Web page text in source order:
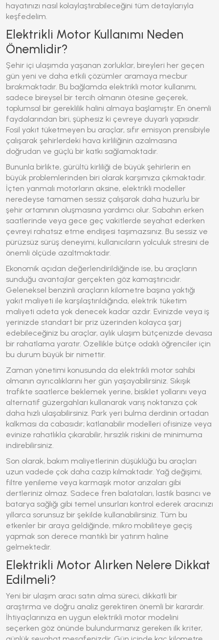
hayatınızı nasıl kolaylaştırabileceğini tüm detaylarıyla
keşfedelim.
Elektrikli Motor Kullanımı Neden
Önemlidir?
Şehir içi ulaşımda yaşanan zorluklar, bireyleri her geçen
gün yeni ve daha etkili çözümler aramaya mecbur
bırakmaktadır. Bu bağlamda elektrikli motor kullanımı,
sadece bireysel bir tercih olmanın ötesine geçerek,
toplumsal bir gereklilik halini almaya başlamıştır. En önemli
faydalarından biri, şüphesiz ki çevreye duyarlı yapısıdır.
Fosil yakıt tüketmeyen bu araçlar, sıfır emisyon prensibiyle
çalışarak şehirlerdeki hava kirliliğinin azalmasına
doğrudan ve güçlü bir katkı sağlamaktadır.
Bununla birlikte, gürültü kirliliği de büyük şehirlerin en
büyük problemlerinden biri olarak karşımıza çıkmaktadır.
İçten yanmalı motorların aksine, elektrikli modeller
neredeyse tamamen sessiz çalışarak daha huzurlu bir
şehir ortamının oluşmasına yardımcı olur. Sabahın erken
saatlerinde veya gece geç vakitlerde seyahat ederken
çevreyi rahatsız etme endişesi taşımazsınız. Bu sessiz ve
pürüzsüz sürüş deneyimi, kullanıcıların yolculuk stresini de
önemli ölçüde azaltmaktadır.
Ekonomik açıdan değerlendirildiğinde ise, bu araçların
sunduğu avantajlar gerçekten göz kamaştırıcıdır.
Geleneksel benzinli araçların kilometre başına yaktığı
yakıt maliyeti ile karşılaştırıldığında, elektrik tüketim
maliyeti adeta yok denecek kadar azdır. Evinizde veya iş
yerinizde standart bir priz üzerinden kolayca şarj
edebileceğiniz bu araçlar, aylık ulaşım bütçenizde devasa
bir rahatlama yaratır. Özellikle bütçe odaklı öğrenciler için
bu durum büyük bir nimettir.
Zaman yönetimi konusunda da elektrikli motor sahibi
olmanın ayrıcalıklarını her gün yaşayabilirsiniz. Sıkışık
trafikte saatlerce beklemek yerine, bisiklet yollarını veya
alternatif güzergahları kullanarak varış noktanıza çok
daha hızlı ulaşabilirsiniz. Park yeri bulma derdinin ortadan
kalkması da cabasıdır; katlanabilir modelleri ofisinize veya
evinize rahatlıkla çıkarabilir, hırsızlık riskini de minimuma
indirebilirsiniz.
Son olarak, bakım maliyetlerinin düşüklüğü bu araçları
uzun vadede çok daha cazip kılmaktadır. Yağ değişimi,
filtre yenileme veya karmaşık motor arızaları gibi
dertleriniz olmaz. Sadece fren balataları, lastik basıncı ve
batarya sağlığı gibi temel unsurları kontrol ederek aracınızı
yıllarca sorunsuz bir şekilde kullanabilirsiniz. Tüm bu
etkenler bir araya geldiğinde, mikro mobiliteye geçiş
yapmak son derece mantıklı bir yatırım haline
gelmektedir.
Elektrikli Motor Alırken Nelere Dikkat
Edilmeli?
Yeni bir ulaşım aracı satın alma süreci, dikkatli bir
araştırma ve doğru analiz gerektiren önemli bir karardır.
İhtiyaçlarınıza en uygun elektrikli motor modelini
seçerken göz önünde bulundurmanız gereken ilk kriter,